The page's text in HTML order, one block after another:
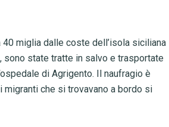
40 miglia dalle coste dell’isola siciliana
sono state tratte in salvo e trasportate
di Agrigento. Il naufragio è
migranti che si trovavano a bordo si